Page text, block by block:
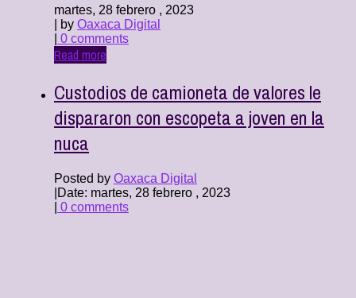
martes, 28 febrero , 2023
| by Oaxaca Digital
0 comments
Read more
Custodios de camioneta de valores le
dispararon con escopeta a joven en la
nuca
Posted by Oaxaca Digital
Date: martes, 28 febrero , 2023
0 comments